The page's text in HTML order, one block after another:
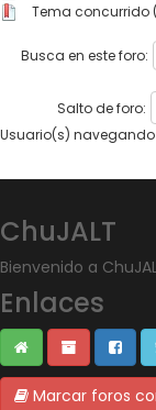
Tema concurrido
Busca en este foro:
Salto de foro:
Usuario(s) navegando
ChuJALT
Bienvenido a
Enlaces
Marcar foros